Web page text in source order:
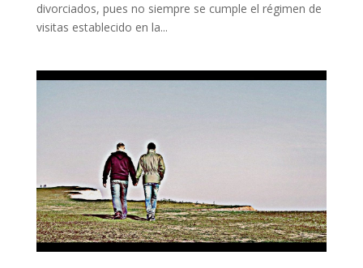
divorciados, pues no siempre se cumple el régimen de
visitas establecido en la...